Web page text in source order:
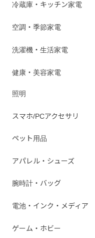
冷蔵庫・キッチン家電
空調・季節家電
洗濯機・生活家電
健康・美容家電
照明
スマホ/PCアクセサリ
ペット用品
アパレル・シューズ
腕時計・バッグ
電池・インク・メディア
ゲーム・ホビー